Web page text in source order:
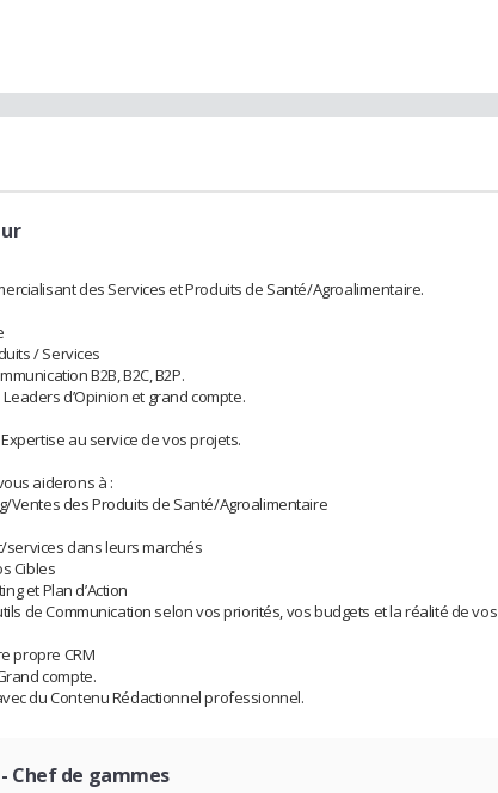
des Services et Produits de Santé/Agroalimentaire.
/ Services
B2B, B2C, B2P.
d’Opinion et grand compte.
au service de vos projets.
aiderons à :
Ventes des Produits de Santé/Agroalimentaire
services dans leurs marchés
Cibles
et Plan d’Action
de Communication selon vos priorités, vos budgets et la réalité de vos
propre CRM
compte.
du Contenu Rédactionnel professionnel.
- Chef de gammes